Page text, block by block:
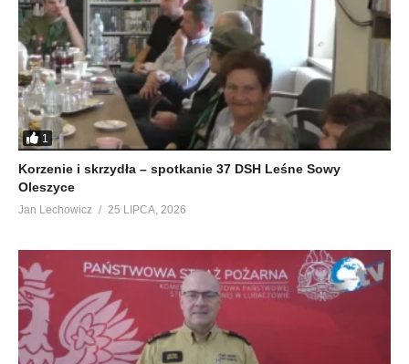
1
Korzenie i skrzydła – spotkanie 37 DSH Leśne Sowy
Oleszyce
Jan Lechowicz 25 LIPCA, 2026